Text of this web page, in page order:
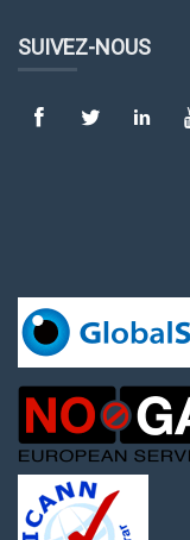
SUIVEZ-NOUS